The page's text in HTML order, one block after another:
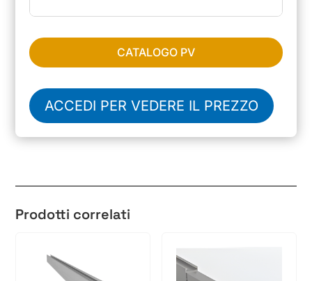
CATALOGO PV
ACCEDI PER VEDERE IL PREZZO
Prodotti correlati